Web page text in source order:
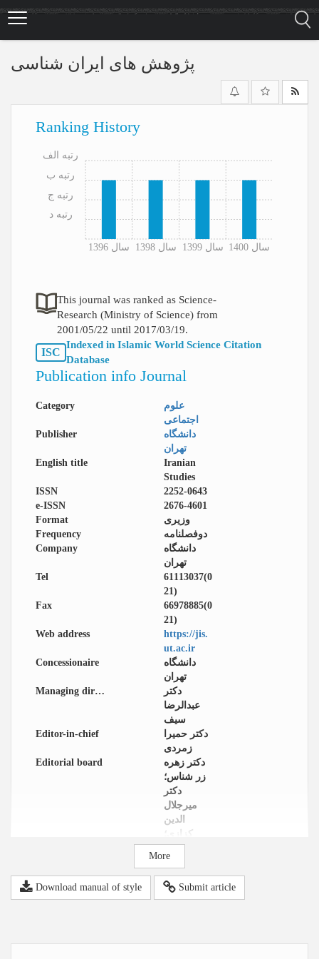
Skip
پژوهش های ایران شناسی
Ranking History
سال 1396 سال 1398 سال 1399 سال 1400
رتبه د
رتبه ج
رتبه ب
رتبه الف
This journal was ranked as Science-
Research (Ministry of Science) from
2001/05/22 until 2017/03/19.
ISC
Indexed in Islamic World Science Citation
Database
Publication info Journal
Category
علوم
اجتماعی
Publisher
دانشگاه
تهران
English title
Iranian
Studies
ISSN
2252-0643
e-ISSN
2676-4601
Format
وزیری
Frequency
دوفصلنامه
Company
دانشگاه
تهران
Tel
61113037(0
21)
Fax
66978885(0
21)
Web address
https://jis.
ut.ac.ir
Concessionaire
دانشگاه
تهران
Managing director
دکتر
عبدالرضا
سیف
Editor-in-chief
دکتر حمیرا
زمردی
Editorial board
دکتر زهره
زر شناس؛
دکتر
میرجلال
الدین
کزازی؛
دکتر سید
موسی
دیباج؛ دکتر
خدیجه
More
Download manual of style Submit article